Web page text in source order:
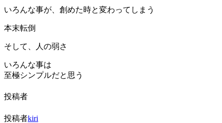
いろんな事が、創めた時と変わってしまう
本末転倒
そして、人の弱さ
いろんな事は
至極シンプルだと思う
投稿者
投稿者kiri